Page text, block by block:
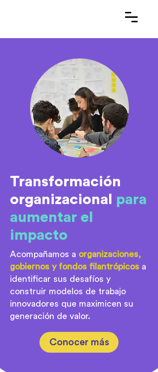
Transformación
organizacional
para
aumentar el
impacto
Acompañamos a organizaciones,
gobiernos y fondos filantrópicos a
identificar sus desafíos y
construir modelos de trabajo
innovadores que maximicen su
generación de valor.
Conocer más